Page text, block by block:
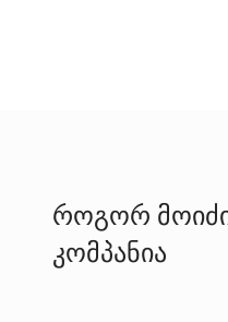
როგორ
კომპანია